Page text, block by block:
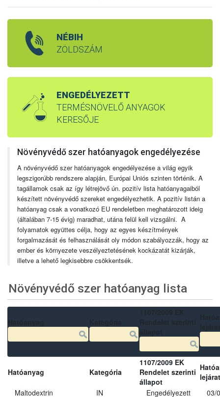
NÉBIH
ZÖLDSZÁM
ENGEDÉLYEZETT
TERMÉSNÖVELŐ ANYAGOK
KERESŐJE
Növényvédő szer hatóanyagok engedélyezése
A növényvédő szer hatóanyagok engedélyezése a világ egyik
legszigorúbb rendszere alapján, Európai Uniós szinten történik. A
tagállamok csak az így létrejövő ún. pozitív lista hatóanyagaiból
készített növényvédő szereket engedélyezhetik. A pozitív listán a
hatóanyag csak a vonatkozó EU rendeletben meghatározott ideig
(általában 7-15 évig) maradhat, utána felül kell vizsgálni. A
folyamatok együttes célja, hogy az egyes készítmények
forgalmazását és felhasználását oly módon szabályozzák, hogy az
ember és környezete veszélyeztetésének kockázatát kizárják,
illetve a lehető legkisebbre csökkentsék.
Növényvédő szer hatóanyag lista
Hatóanyag Kategória
1107/2009 EK
Rendelet szerinti
állapot
Maltodextrin
IN Engedélyezett
03/